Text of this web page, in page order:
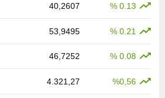
40,2607 % 0.13
53,9495 % 0.21
46,7252 % 0.08
4.321,27 %0,56